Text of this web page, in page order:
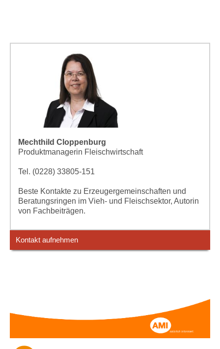
Mechthild Cloppenburg
Produktmanagerin Fleischwirtschaft
Tel. (0228) 33805-151
Beste Kontakte zu Erzeugergemeinschaften und
Beratungsringen im Vieh- und Fleischsektor, Autorin
von Fachbeiträgen.
Kontakt aufnehmen